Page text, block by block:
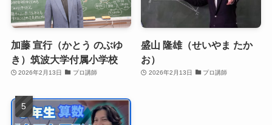
加藤 宣行（かとう のぶゆ
き）筑波大学付属小学校
2026年2月13日 プロ講師
盛山 隆雄（せいやま たか
お）
2026年2月13日 プロ講師